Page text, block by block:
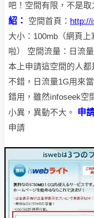
吧！空間有限，不是取
紹：
空間首頁： http://
大小：100mb（網頁
啦）
空間流量：日流
本上申請這空間的人
不錯，日流量1G用來
錯用，雖然infoseek空
小異，異動不大。
申
申請